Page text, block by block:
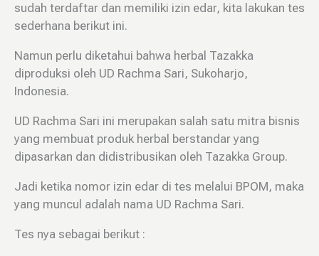
sudah terdaftar dan memiliki izin edar, kita lakukan tes
sederhana berikut ini.
Namun perlu diketahui bahwa herbal Tazakka
diproduksi oleh UD Rachma Sari, Sukoharjo,
Indonesia.
UD Rachma Sari ini merupakan salah satu mitra bisnis
yang membuat produk herbal berstandar yang
dipasarkan dan didistribusikan oleh Tazakka Group.
Jadi ketika nomor izin edar di tes melalui BPOM, maka
yang muncul adalah nama UD Rachma Sari.
Tes nya sebagai berikut :